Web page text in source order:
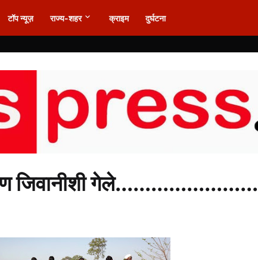
टॉप न्यूज़ राज्य-शहर क्राइम दुर्घटना
जिवानीशी गेले........................